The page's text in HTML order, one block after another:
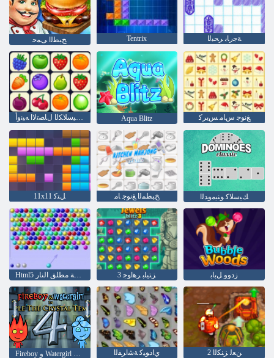
ﺦﺒﻄﻟﺍ ﻰﻤﺣ Tentrix ﺔﺟﺭﺎﺑ ﺮﺤﺒﻟﺍ
ﺔﻴﻜﻴﺳﻼ ﻜﻟﺍ ﻝﺎﺼﺗﻻ ﺍ ﻪﻴﻧﻭﺃ Aqua Blitz ﻎﻧﻮﺟ ﺱﺎﻣ ﺲﻳﺮﻛ
11x11 ﻞﺘﻛ ﺦﺒﻄﻤﻟﺍ ﻎﻧﻮﺟ ﺎﻣ ﻚﻴﺳﻼ ﻛ ﻮﻨﻴﻣﻭﺪﻟﺍ
Html5 ﺭفقاعة مطلق النار 3 ﺰﺘﻴﻠﺑ ﺮﻫﺍﻮﺟ ﺯﺩﻭﻭ ﻞﺑﺎﺑ
ﻱﺍﺩﻮﻴﻛ ﺔﺷﺍﺮﻔﻟﺍ 2 ﻦﻌﻟ ﺰﻨﻜﻟﺍ